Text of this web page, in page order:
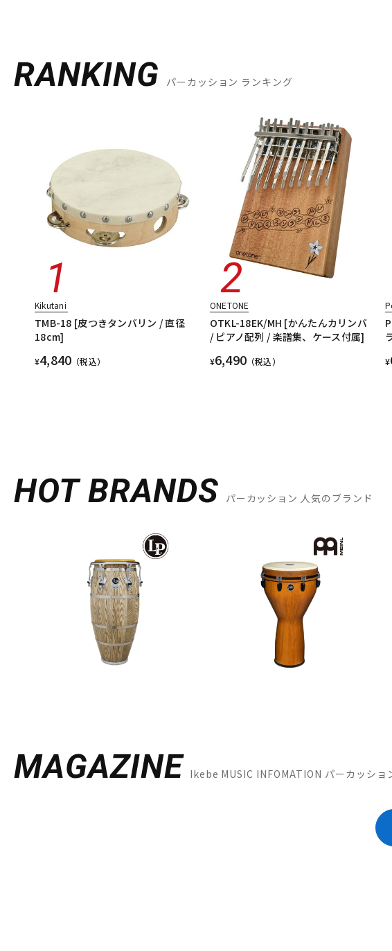
RANKING パーカッション ランキング
Kikutani
TMB-18 [皮つきタンバリン / 直径
18cm]
¥4,840 （税込）
ONETONE
OTKL-18EK/MH [かんたんカリンバ
/ ピアノ配列 / 楽譜集、ケース付属]
¥6,490 （税込） ¥
HOT BRANDS パーカッション 人気のブランド
MAGAZINE Ikebe MUSIC INFOMATION パーカッショ